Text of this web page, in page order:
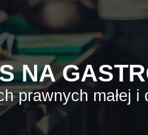
NA
prawnych małej i